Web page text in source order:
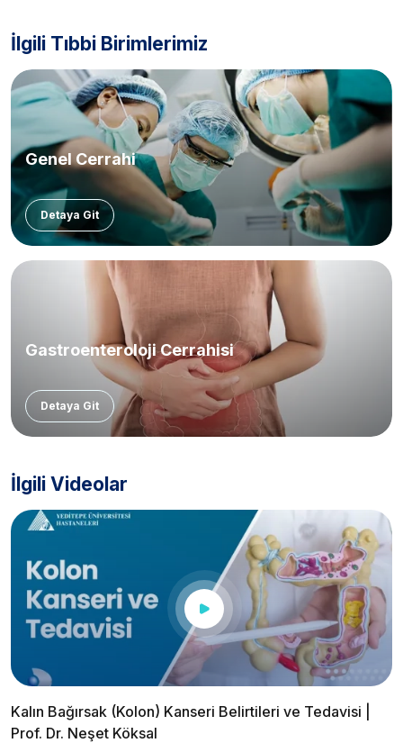
İlgili Tıbbi Birimlerimiz
Genel Cerrahi
Detaya Git
Gastroenteroloji Cerrahisi
Detaya Git
İlgili Videolar
Kalın Bağırsak (Kolon) Kanseri Belirtileri ve Tedavisi |
Prof. Dr. Neşet Köksal